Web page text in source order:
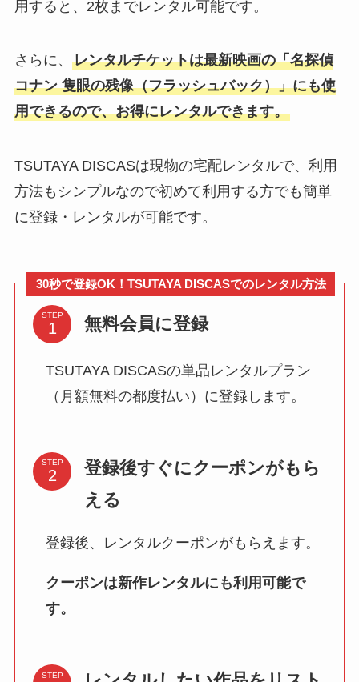
用すると、2枚までレンタル可能です。
さらに、 レンタルチケットは最新映画の「名探偵
コナン 隻眼の残像（フラッシュバック）」にも使
用できるので、お得にレンタルできます。
TSUTAYA DISCASは現物の宅配レンタルで、利用
方法もシンプルなので初めて利用する方でも簡単
に登録・レンタルが可能です。
30秒で登録OK！TSUTAYA DISCASでのレンタル方法
STEP 無料会員に登録
TSUTAYA DISCASの単品レンタルプラン
（月額無料の都度払い）に登録します。
STEP
登録後すぐにクーポンがもら
える
登録後、レンタルクーポンがもらえます。
クーポンは新作レンタルにも利用可能で
す。
STEP